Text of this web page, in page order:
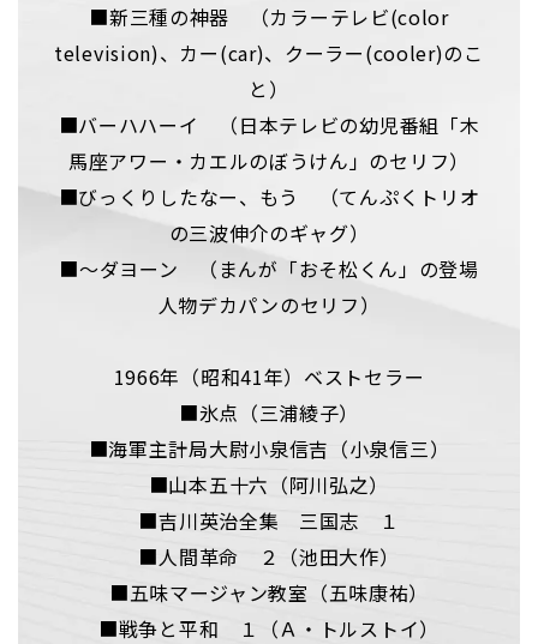
■新三種の神器 （カラーテレビ(color
television)、カー(car)、クーラー(cooler)のこ
と）
■バーハハーイ （日本テレビの幼児番組「木
馬座アワー・カエルのぼうけん」のセリフ）
■びっくりしたなー、もう （てんぷくトリオ
の三波伸介のギャグ）
■～ダヨーン （まんが「おそ松くん」の登場
人物デカパンのセリフ）
1966年（昭和41年）ベストセラー
■氷点（三浦綾子）
■海軍主計局大尉小泉信吉（小泉信三）
■山本五十六（阿川弘之）
■吉川英治全集 三国志 １
■人間革命 ２（池田大作）
■五味マージャン教室（五味康祐）
■戦争と平和 １（Ａ・トルストイ）